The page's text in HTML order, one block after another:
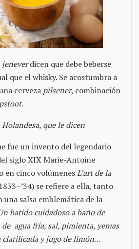
jeneverdicen que debe beberse
que el whisky. Se acostumbra a
cerveza pilsener, combinación
.
que le dicen
fue un invento del legendario
siglo XIX Marie-Antoine
en cinco volúmenesL’art de la
se refiere a ella, tanto
una salsa emblemática de la
batido cuidadoso a baño de
agua fría, sal, pimienta, yemas
clarificada y jugo de limón…